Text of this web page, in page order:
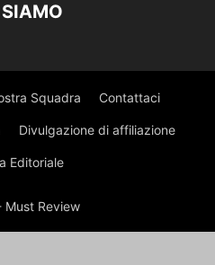
Squadra Contattaci
Divulgazione di affiliazione
Editoriale
Review